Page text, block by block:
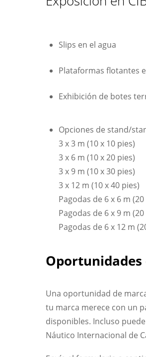
Slips en el agua
Plataformas flotantes
Exhibición de botes
Opciones de stand/
3 x 3 m (10 x 10 pies)
3 x 6 m (10 x 20 pies)
3 x 9 m (10 x 30 pies)
3 x 12 m (10 x 40 pies)
Pagodas de 6 x 6 m
Pagodas de 6 x 9 m
Pagodas de 6 x 12 m
Oportunidades
Una oportunidad de
tu marca merece con un
disponibles. Incluso
Náutico Internacional de